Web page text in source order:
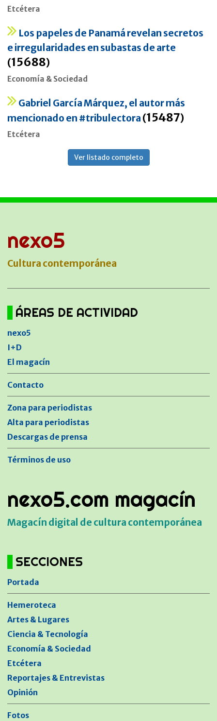
Etcétera
Los papeles de Panamá revelan secretos
e irregularidades en subastas de arte
(15688)
Economía & Sociedad
Gabriel García Márquez, el autor más
mencionado en #tribulectora (15487)
Etcétera
Ver listado completo
nexo5
Cultura contemporánea
ÁREAS DE ACTIVIDAD
nexo5
I+D
El magacín
Contacto
Zona para periodistas
Alta para periodistas
Descargas de prensa
Términos de uso
nexo5.com magacín
Magacín digital de cultura contemporánea
SECCIONES
Portada
Hemeroteca
Artes & Lugares
Ciencia & Tecnología
Economía & Sociedad
Etcétera
Reportajes & Entrevistas
Opinión
Fotos